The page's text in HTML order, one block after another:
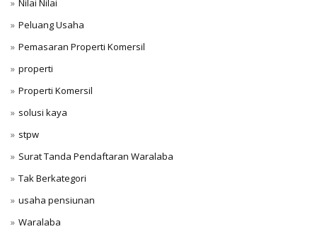
Nilai Nilai
Peluang Usaha
Pemasaran Properti Komersil
properti
Properti Komersil
solusi kaya
stpw
Surat Tanda Pendaftaran Waralaba
Tak Berkategori
usaha pensiunan
Waralaba